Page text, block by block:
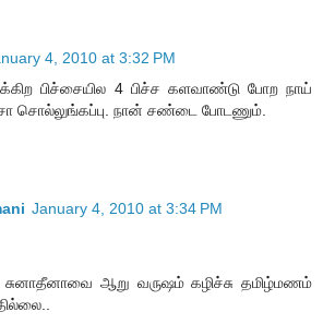
4, 2010 at 3:32 PM
பிச்சையில 4 பிச்ச களவாண்டு போற நாய்
சொல்லுங்கப்பு. நான் சண்டை போடணும்.
January 4, 2010 at 3:34 PM
சுனாதீனாவை ஆறு வருஷம் கழிச்சு தமிழ்மணம்